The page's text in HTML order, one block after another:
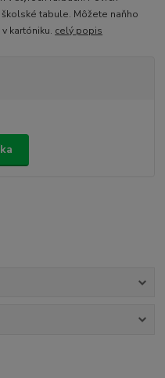
tabule. Môžete naňho
kartóniku. celý popis